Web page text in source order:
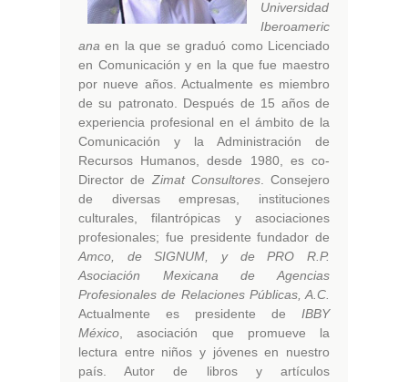
Universidad
Iberoameric
ana en la que se graduó como Licenciado
en Comunicación y en la que fue maestro
por nueve años. Actualmente es miembro
de su patronato. Después de 15 años de
experiencia profesional en el ámbito de la
Comunicación y la Administración de
Recursos Humanos, desde 1980, es co-
Director de Zimat Consultores. Consejero
de diversas empresas, instituciones
culturales, filantrópicas y asociaciones
profesionales; fue presidente fundador de
Amco, de SIGNUM, y de PRO R.P.
Asociación Mexicana de Agencias
Profesionales de Relaciones Públicas, A.C.
Actualmente es presidente de IBBY
México , asociación que promueve la
lectura entre niños y jóvenes en nuestro
país. Autor de libros y artículos